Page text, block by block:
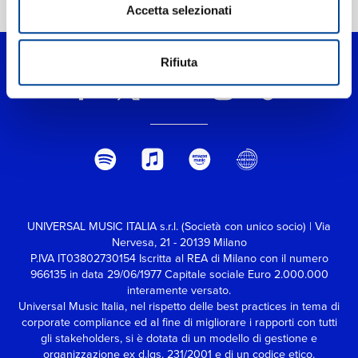
Accetta selezionati
Rifiuta
Home Pop > Party
UNIVERSAL MUSIC ITALIA s.r.l. (Società con unico socio) | Via
Nervesa, 21 - 20139 Milano
P.IVA IT03802730154 Iscritta al REA di Milano con il numero
966135 in data 29/06/1977Capitale sociale Euro 2.000.000
interamente versato.
Universal Music Italia, nel rispetto delle best practices in tema di
corporate compliance ed al fine di migliorare i rapporti con tutti
gli stakeholders,si è dotata di un modello di gestione e
organizzazione ex d.lgs. 231/2001 e di un codice etico.